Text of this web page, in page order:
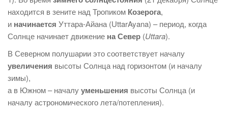
находится в зените над Тропиком Козерога,
и начинается Уттара-Айана (UttarAyana) – период, когда
Солнце начинает движение на Север (Uttara).
В Северном полушарии это соответствует началу
увеличения высоты Солнца над горизонтом (и началу
зимы),
а в Южном – началууменьшения высоты Солнца (и
началу астрономического лета/потепления).